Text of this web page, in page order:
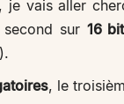
je vais aller
sur 16
, le